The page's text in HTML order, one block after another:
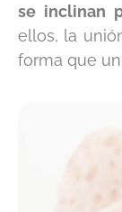
se inclinan
ellos, la
forma que